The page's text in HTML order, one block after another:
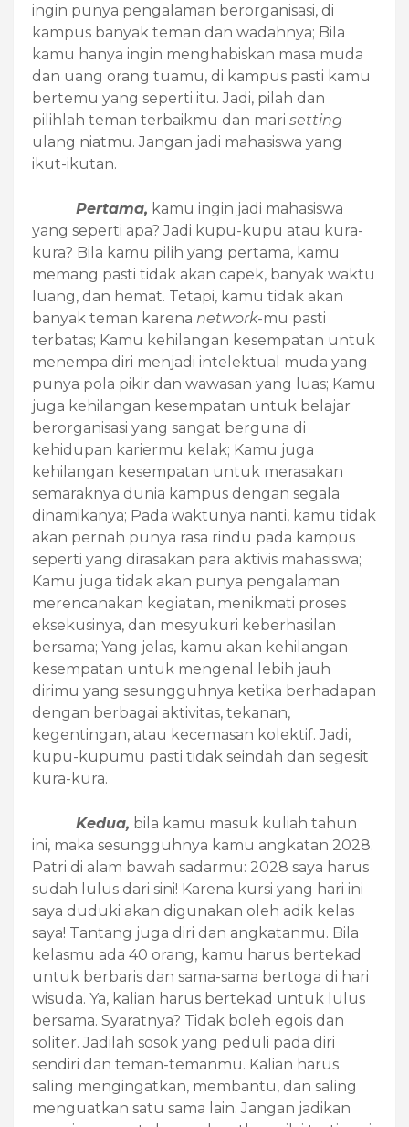
ingin punya pengalaman berorganisasi, di
kampus banyak teman dan wadahnya; Bila
kamu hanya ingin menghabiskan masa muda
dan uang orang tuamu, di kampus pasti kamu
bertemu yang seperti itu. Jadi, pilah dan
pilihlah teman terbaikmu dan mari setting
ulang niatmu. Jangan jadi mahasiswa yang
ikut-ikutan.
Pertama, kamu ingin jadi mahasiswa
yang seperti apa? Jadi kupu-kupu atau kura-
kura? Bila kamu pilih yang pertama, kamu
memang pasti tidak akan capek, banyak waktu
luang, dan hemat. Tetapi, kamu tidak akan
banyak teman karena network-mu pasti
terbatas; Kamu kehilangan kesempatan untuk
menempa diri menjadi intelektual muda yang
punya pola pikir dan wawasan yang luas; Kamu
juga kehilangan kesempatan untuk belajar
berorganisasi yang sangat berguna di
kehidupan kariermu kelak; Kamu juga
kehilangan kesempatan untuk merasakan
semaraknya dunia kampus dengan segala
dinamikanya; Pada waktunya nanti, kamu tidak
akan pernah punya rasa rindu pada kampus
seperti yang dirasakan para aktivis mahasiswa;
Kamu juga tidak akan punya pengalaman
merencanakan kegiatan, menikmati proses
eksekusinya, dan mesyukuri keberhasilan
bersama; Yang jelas, kamu akan kehilangan
kesempatan untuk mengenal lebih jauh
dirimu yang sesungguhnya ketika berhadapan
dengan berbagai aktivitas, tekanan,
kegentingan, atau kecemasan kolektif. Jadi,
kupu-kupumu pasti tidak seindah dan segesit
kura-kura.
Kedua, bila kamu masuk kuliah tahun
ini, maka sesungguhnya kamu angkatan 2028.
Patri di alam bawah sadarmu: 2028 saya harus
sudah lulus dari sini! Karena kursi yang hari ini
saya duduki akan digunakan oleh adik kelas
saya! Tantang juga diri dan angkatanmu. Bila
kelasmu ada 40 orang, kamu harus bertekad
untuk berbaris dan sama-sama bertoga di hari
wisuda. Ya, kalian harus bertekad untuk lulus
bersama. Syaratnya? Tidak boleh egois dan
soliter. Jadilah sosok yang peduli pada diri
sendiri dan teman-temanmu. Kalian harus
saling mengingatkan, membantu, dan saling
menguatkan satu sama lain. Jangan jadikan